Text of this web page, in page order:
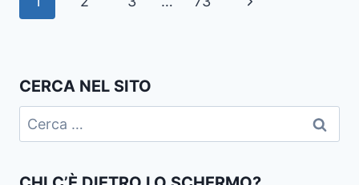
MIUI
CERCA NEL SITO
Ricerca
per: